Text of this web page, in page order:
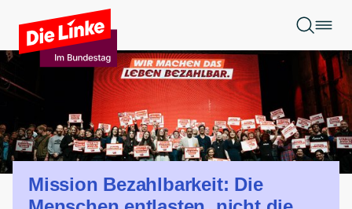
Zum Hauptinhalt springen
Mission Bezahlbarkeit: Die